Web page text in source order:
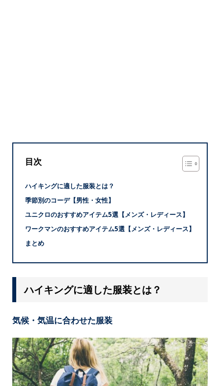
目次
ハイキングに適した服装とは？
季節別のコーデ【男性・女性】
ユニクロのおすすめアイテム5選【メンズ・レディース】
ワークマンのおすすめアイテム5選【メンズ・レディース】
まとめ
ハイキングに適した服装とは？
気候・気温に合わせた服装